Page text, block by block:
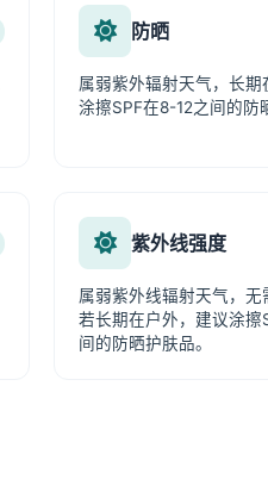
防晒
属弱紫外辐射天气，长期
涂擦SPF在8-12之间的防
紫外线强度
属弱紫外线辐射天气，无
若长期在户外，建议涂擦
间的防晒护肤品。